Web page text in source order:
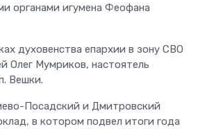
органами игумена Феофана
духовенства епархии в зону СВО
Олег Мумриков, настоятель
Вешки.
Посадский и Дмитровский
в котором подвел итоги года